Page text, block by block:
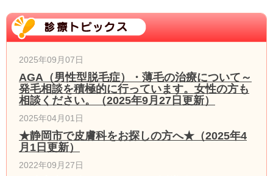
2025年09月07日
AGA（男性型脱毛症）・薄毛の治療について～
発毛相談を積極的に行っています。女性の方も
相談ください。（2025年9月27日更新）
2025年04月01日
★静岡市で皮膚科をお探しの方へ★（2025年4
月1日更新）
2022年09月27日